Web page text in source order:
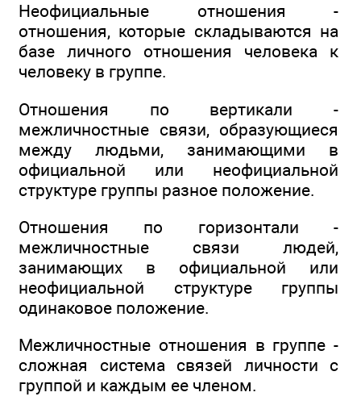
Неофициальные отношения -
отношения, которые складываются на
базе личного отношения человека к
человеку в группе.
Отношения по вертикали -
межличностные связи, образующиеся
между людьми, занимающими в
официальной или неофициальной
структуре группы разное положение.
Отношения по горизонтали -
межличностные связи людей,
занимающих в официальной или
неофициальной структуре группы
одинаковое положение.
Межличностные отношения в группе -
сложная система связей личности с
группой и каждым ее членом.